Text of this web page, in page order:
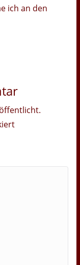
ich an den